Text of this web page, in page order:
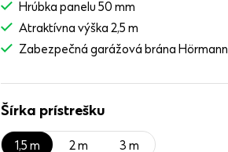
Hrúbka panelu 50 mm
Atraktívna výška 2,5 m
Zabezpečná garážová brána Hörmann
Šírka prístrešku
1,5 m 2 m 3 m